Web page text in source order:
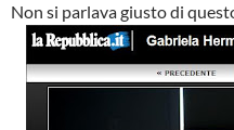
Non si parlava giusto di